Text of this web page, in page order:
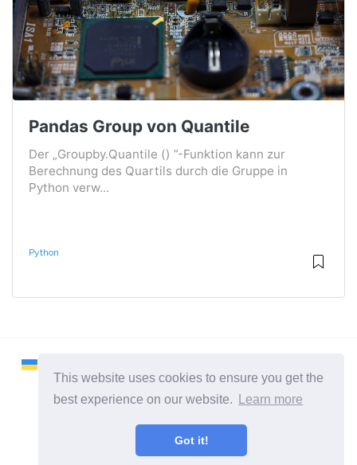
This website uses cookies to ensure you get the
best experience on our website.
Learn more
Got it!
Pandas Group von Quantile
Der „Groupby.Quantile () ”-Funktion kann zur
Berechnung des Quartils durch die Gruppe in
Python verw...
Python
2026 ©Remontcompa
Alle Kategorien